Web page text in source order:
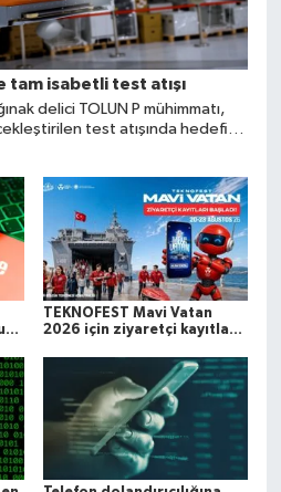
tam isabetli test atışı
delici TOLUN P mühimmatı,
test atışında hedefi
TEKNOFEST Mavi Vatan
2026 için ziyaretçi kayıtları